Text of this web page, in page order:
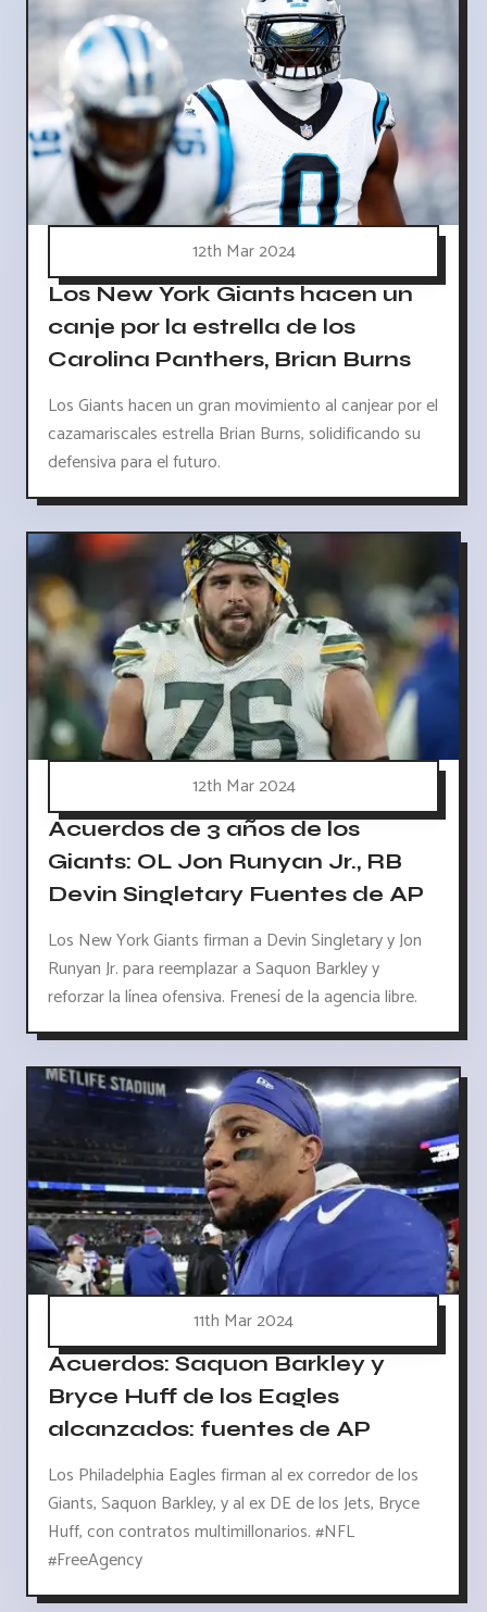
12th Mar 2024
Los New York Giants hacen un
canje por la estrella de los
Carolina Panthers, Brian Burns
Los Giants hacen un gran movimiento al canjear por el
cazamariscales estrella Brian Burns, solidificando su
defensiva para el futuro.
12th Mar 2024
Acuerdos de 3 años de los
Giants: OL Jon Runyan Jr., RB
Devin Singletary Fuentes de AP
Los New York Giants firman a Devin Singletary y Jon
Runyan Jr. para reemplazar a Saquon Barkley y
reforzar la línea ofensiva. Frenesí de la agencia libre.
11th Mar 2024
Acuerdos: Saquon Barkley y
Bryce Huff de los Eagles
alcanzados: fuentes de AP
Los Philadelphia Eagles firman al ex corredor de los
Giants, Saquon Barkley, y al ex DE de los Jets, Bryce
Huff, con contratos multimillonarios. #NFL
#FreeAgency